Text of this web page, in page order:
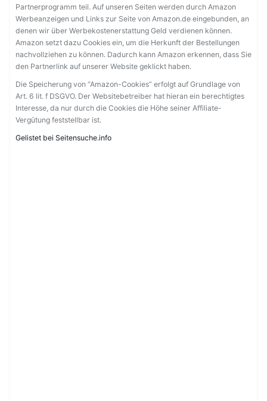
Partnerprogramm teil. Auf unseren Seiten werden durch Amazon
Werbeanzeigen und Links zur Seite von Amazon.de eingebunden, an
denen wir über Werbekostenerstattung Geld verdienen können.
Amazon setzt dazu Cookies ein, um die Herkunft der Bestellungen
nachvollziehen zu können. Dadurch kann Amazon erkennen, dass Sie
den Partnerlink auf unserer Website geklickt haben.
Die Speicherung von “Amazon-Cookies” erfolgt auf Grundlage von
Art. 6 lit. f DSGVO. Der Websitebetreiber hat hieran ein berechtigtes
Interesse, da nur durch die Cookies die Höhe seiner Affiliate-
Vergütung feststellbar ist.
Gelistet bei Seitensuche.info